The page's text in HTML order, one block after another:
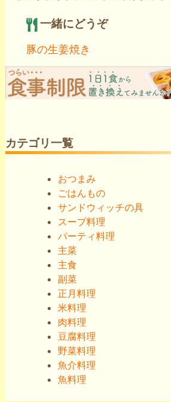
一緒にどうぞ
豚の生姜焼き
カテゴリ一覧
おつまみ
ごはんもの
サンドウィッチの具
スープ料理
パーティ料理
主菜
主食
副菜
正月料理
米料理
肉料理
豆腐料理
野菜料理
魚介料理
魚料理